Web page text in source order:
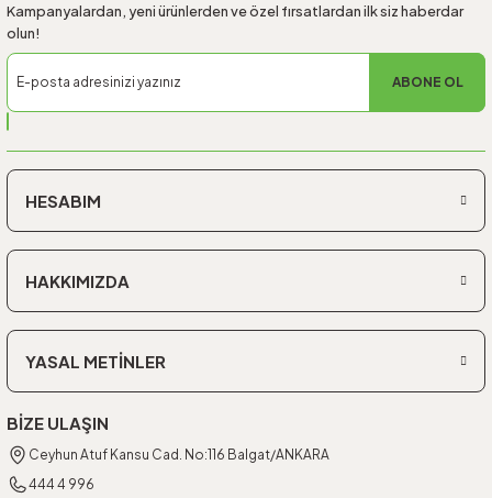
Kampanyalardan, yeni ürünlerden ve özel fırsatlardan ilk siz haberdar
olun!
ABONE OL
HESABIM
HAKKIMIZDA
YASAL METİNLER
BİZE ULAŞIN
Ceyhun Atuf Kansu Cad. No:116 Balgat/ANKARA
444 4 996